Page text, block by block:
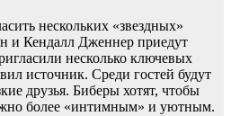
нескольких «звездных»
и Кендалл Дженнер приедут
несколько ключевых
источник. Среди гостей будут
друзья. Биберы хотят, чтобы
более «интимным» и уютным.